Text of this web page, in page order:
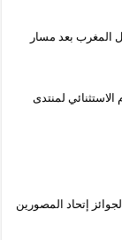
المغرب بعد مسار
لمنتدى
إتحاد المصورين